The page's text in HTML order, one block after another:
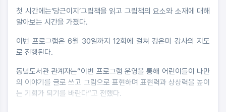
첫 시간에는‘당근이지’그림책을 읽고 그림책의 요소와 소재에 대해
알아보는 시간을 가졌다.
이번 프로그램은 6월 30일까지 12회에 걸쳐 강은미 강사의 지도
로 진행된다.
동녘도서관 관계자는“이번 프로그램 운영을 통해 어린이들이 나만
의 이야기를 글로 쓰고 그림으로 표현하며 표현력과 상상력을 높이
는 기회가 되기를 바란다”고 전했다.